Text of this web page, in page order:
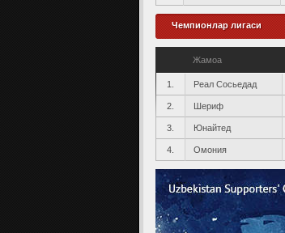
Чемпионлар лигаси
Жамоа
1. Реал Сосьедад
2. Шериф
3. Юнайтед
4. Омония